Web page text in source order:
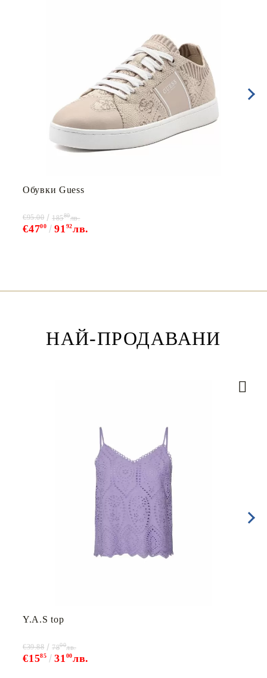
Обувки Guess
€4700 9192лв.
€95.00 18580лв.
НАЙ-ПРОДАВАНИ
Y.A.S top
€1585 3100лв.
€39.88 7800лв.